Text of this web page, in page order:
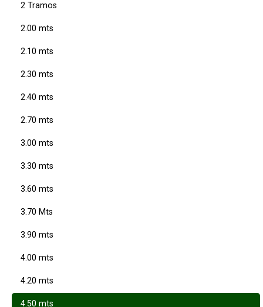
2 Tramos
2.00 mts
2.10 mts
2.30 mts
2.40 mts
2.70 mts
3.00 mts
3.30 mts
3.60 mts
3.70 Mts
3.90 mts
4.00 mts
4.20 mts
4.50 mts